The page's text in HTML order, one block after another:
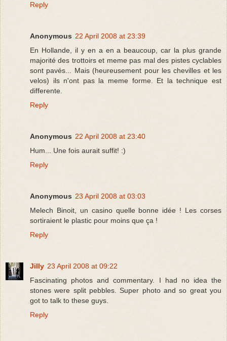
Reply
Anonymous 22 April 2008 at 23:39
En Hollande, il y en a en a beaucoup, car la plus grande
majorité des trottoirs et meme pas mal des pistes cyclables
sont pavés... Mais (heureusement pour les chevilles et les
velos) ils n'ont pas la meme forme. Et la technique est
differente.
Reply
Anonymous 22 April 2008 at 23:40
Hum... Une fois aurait suffit! :)
Reply
Anonymous 23 April 2008 at 03:03
Melech Binoit, un casino quelle bonne idée ! Les corses
sortiraient le plastic pour moins que ça !
Reply
Jilly 23 April 2008 at 09:22
Fascinating photos and commentary. I had no idea the
stones were split pebbles. Super photo and so great you
got to talk to these guys.
Reply